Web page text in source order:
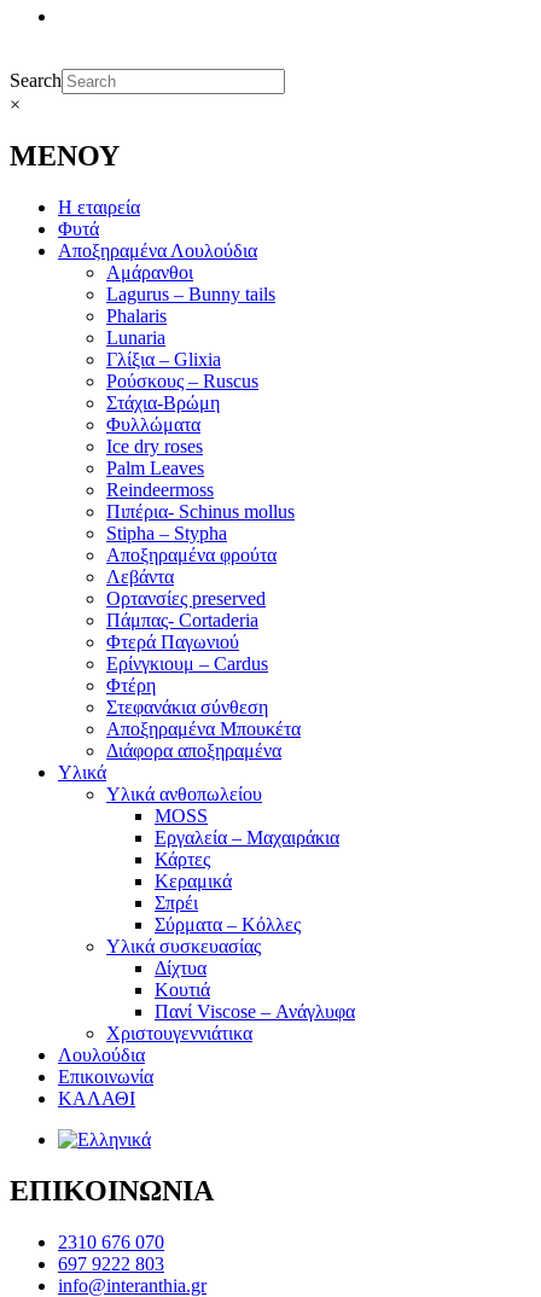
Search
×
ΜΕΝΟΥ
Η εταιρεία
Φυτά
Αποξηραμένα Λουλούδια
Αμάρανθοι
Lagurus – Bunny tails
Phalaris
Lunaria
Γλίξια – Glixia
Ρούσκους – Ruscus
Στάχια-Βρώμη
Φυλλώματα
Ice dry roses
Palm Leaves
Reindeermoss
Πιπέρια- Schinus mollus
Stipha – Stypha
Αποξηραμένα φρούτα
Λεβάντα
Ορτανσίες preserved
Πάμπας- Cortaderia
Φτερά Παγωνιού
Ερίνγκιουμ – Cardus
Φτέρη
Στεφανάκια σύνθεση
Αποξηραμένα Μπουκέτα
Διάφορα αποξηραμένα
Υλικά
Υλικά ανθοπωλείου
MOSS
Εργαλεία – Μαχαιράκια
Κάρτες
Κεραμικά
Σπρέι
Σύρματα – Κόλλες
Υλικά συσκευασίας
Δίχτυα
Κουτιά
Πανί Viscose – Ανάγλυφα
Χριστουγεννιάτικα
Λουλούδια
Επικοινωνία
ΚΑΛΑΘΙ
ΕΠΙΚΟΙΝΩΝΙΑ
2310 676 070
697 9222 803
info@interanthia.gr